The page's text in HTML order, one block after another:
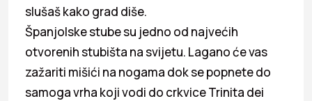
slušaš kako grad diše.
Španjolske stube su jedno od najvećih
otvorenih stubišta na svijetu. Lagano će vas
zažariti mišići na nogama dok se popnete do
samoga vrha koji vodi do crkvice Trinita dei